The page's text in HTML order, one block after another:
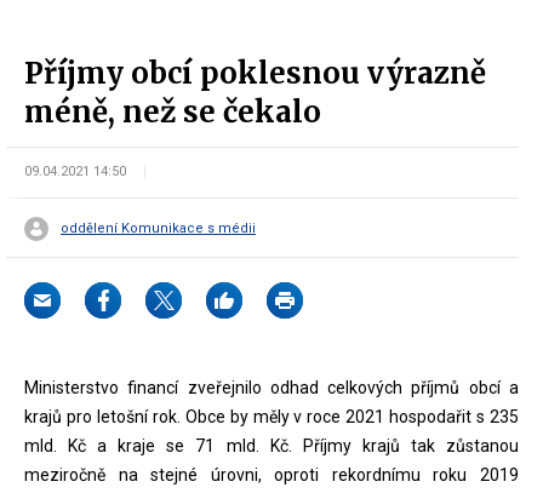
Příjmy obcí poklesnou výrazně
méně, než se čekalo
09.04.2021 14:50
oddělení Komunikace s médii
Ministerstvo financí zveřejnilo odhad celkových příjmů obcí a
krajů pro letošní rok. Obce by měly v roce 2021 hospodařit s 235
mld. Kč a kraje se 71 mld. Kč. Příjmy krajů tak zůstanou
meziročně na stejné úrovni, oproti rekordnímu roku 2019